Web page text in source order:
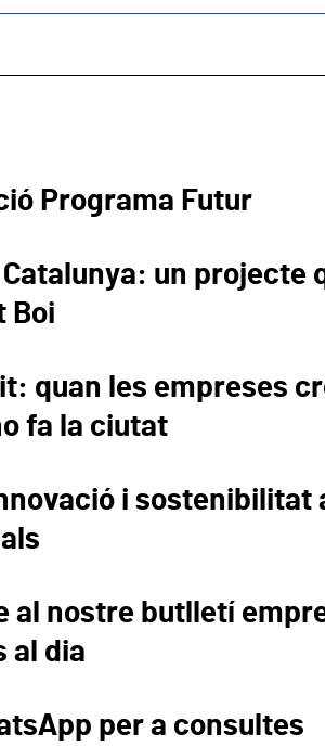
Programa Futur
Catalunya: un projecte
Boi
quan les empreses
fa la ciutat
i sostenibilitat
al nostre butlletí
al dia
per a consultes